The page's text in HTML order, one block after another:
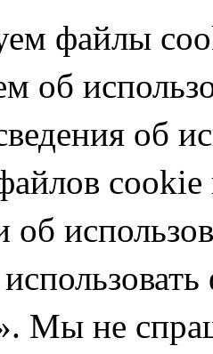
файлы
об
об
cookie
об
не